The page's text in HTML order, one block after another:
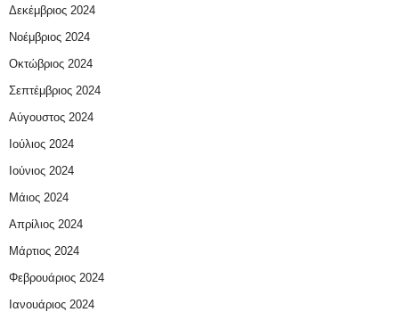
Δεκέμβριος 2024
Νοέμβριος 2024
Οκτώβριος 2024
Σεπτέμβριος 2024
Αύγουστος 2024
Ιούλιος 2024
Ιούνιος 2024
Μάιος 2024
Απρίλιος 2024
Μάρτιος 2024
Φεβρουάριος 2024
Ιανουάριος 2024